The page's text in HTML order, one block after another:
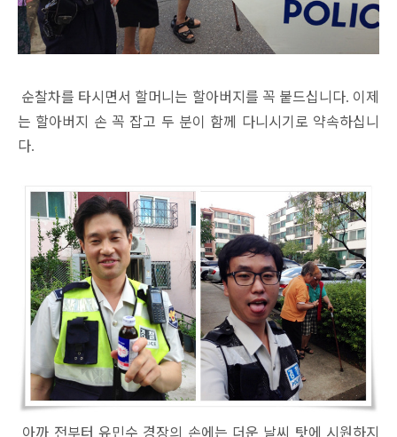
순찰차를 타시면서 할머니는 할아버지를 꼭 붙드십니다. 이제
는 할아버지 손 꼭 잡고 두 분이 함께 다니시기로 약속하십니
다.
아까 전부터 유민수 경장의 손에는 더운 날씨 탓에 시원하지